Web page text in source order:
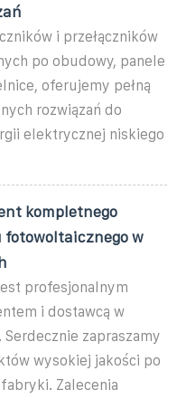
i przełączników
po obudowy, panele
oferujemy pełną
rozwiązań do
elektrycznej niskiego
kompletnego
fotowoltaicznego w
profesjonalnym
i dostawcą w
Serdecznie zapraszamy
wysokiej jakości po
Zalecenia